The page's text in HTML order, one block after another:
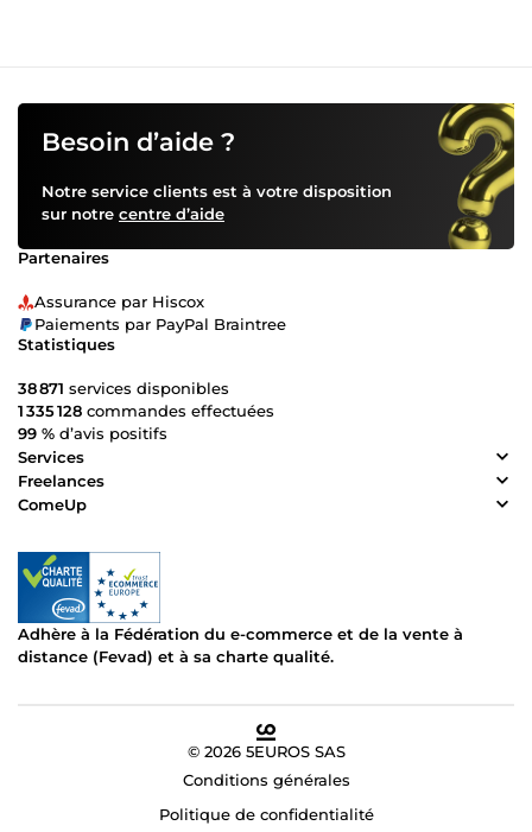
Besoin d’aide ?
Notre service clients est à votre disposition
sur notre centre d’aide
Partenaires
Assurance par Hiscox
Paiements par PayPal Braintree
Statistiques
38 871 services disponibles
1 335 128 commandes effectuées
99 % d’avis positifs
Services
Freelances
ComeUp
Adhère à la Fédération du e-commerce et de la vente à
distance (Fevad) et à sa charte qualité.
© 2026 5EUROS SAS
Conditions générales
Politique de confidentialité